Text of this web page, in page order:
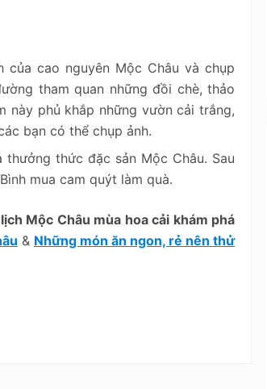
cao nguyên Mộc Châu và chụp
tham quan những đồi chè, thảo
này phủ khắp những vườn cải trắng,
bạn có thể chụp ảnh.
thức đặc sản Mộc Châu. Sau
mua cam quýt làm quà.
Mộc Châu mùa hoa cải khám phá
& Những món ăn ngon, rẻ nên thử